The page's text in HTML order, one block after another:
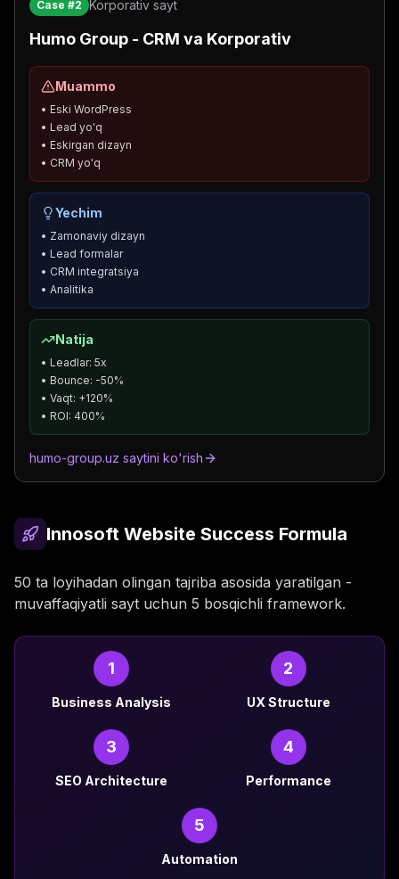
Case #2 Korporativ sayt
Humo Group - CRM va Korporativ
Muammo
• Eski WordPress
• Lead yo'q
• Eskirgan dizayn
• CRM yo'q
Yechim
• Zamonaviy dizayn
• Lead formalar
• CRM integratsiya
• Analitika
Natija
• Leadlar: 5x
• Bounce: -50%
• Vaqt: +120%
• ROI: 400%
humo-group.uz saytini ko'rish
Innosoft Website Success Formula
50 ta loyihadan olingan tajriba asosida yaratilgan -
muvaffaqiyatli sayt uchun 5 bosqichli framework.
1
Business Analysis
2
UX Structure
3
SEO Architecture
4
Performance
5
Automation